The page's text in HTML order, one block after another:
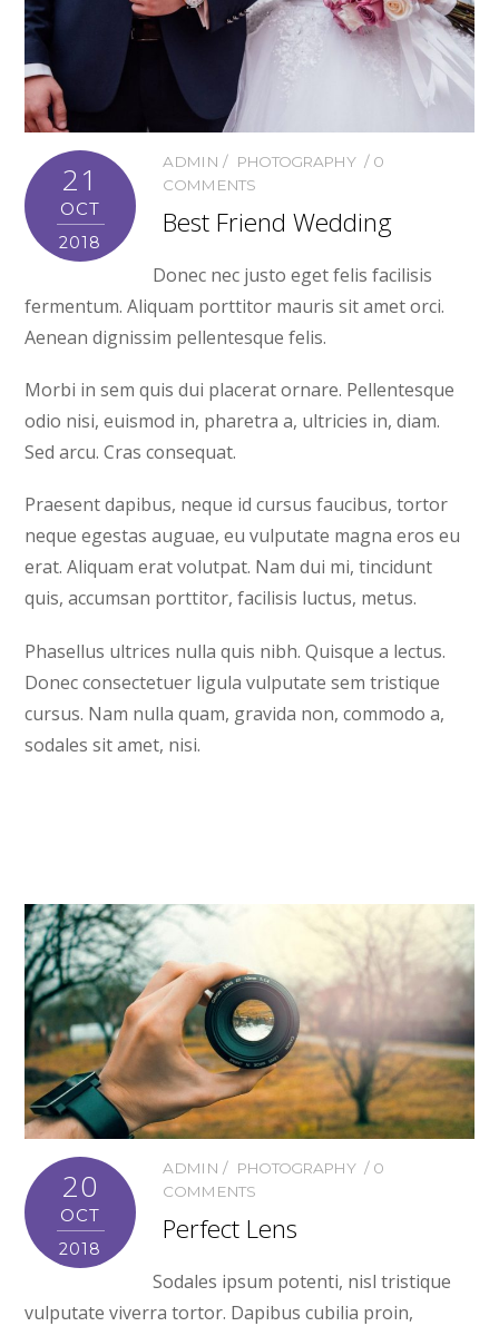
21
OCT
2018
ADMIN PHOTOGRAPHY
0
COMMENTS
Best Friend Wedding
Donec nec justo eget felis facilisis
fermentum. Aliquam porttitor mauris sit amet orci.
Aenean dignissim pellentesque felis.
Morbi in sem quis dui placerat ornare. Pellentesque
odio nisi, euismod in, pharetra a, ultricies in, diam.
Sed arcu. Cras consequat.
Praesent dapibus, neque id cursus faucibus, tortor
neque egestas auguae, eu vulputate magna eros eu
erat. Aliquam erat volutpat. Nam dui mi, tincidunt
quis, accumsan porttitor, facilisis luctus, metus.
Phasellus ultrices nulla quis nibh. Quisque a lectus.
Donec consectetuer ligula vulputate sem tristique
cursus. Nam nulla quam, gravida non, commodo a,
sodales sit amet, nisi.
20
OCT
2018
ADMIN PHOTOGRAPHY
0
COMMENTS
Perfect Lens
Sodales ipsum potenti, nisl tristique
vulputate viverra tortor. Dapibus cubilia proin,